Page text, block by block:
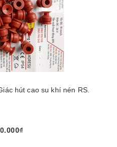
hút cao su khí nén RS.